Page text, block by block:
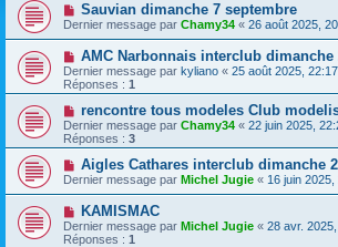
Sauvian dimanche 7 septembre
Dernier message par Chamy34 « 26 août 2025,
AMC Narbonnais interclub
Dernier message par kyliano « 25 août 2025, 22:17
Réponses : 1
rencontre tous modeles Club
Dernier message par Chamy34 « 22 juin 2025,
Réponses : 3
Aigles Cathares interclub dimanche
Dernier message par Michel Jugie « 16 juin 2025,
KAMISMAC
Dernier message par Michel Jugie « 28 avr.
Réponses : 1